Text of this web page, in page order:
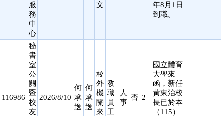
服
務
中
心
文
年8月1日
到職。
116986
秘
書
室
公
關
暨
校
友
2026/8/10
何
承
逸
何
承
逸
校
外
機
關
來
教
職
員
工
人
事
否 2
國立體育
大學來
函，新任
黃東治校
長已於本
（115）